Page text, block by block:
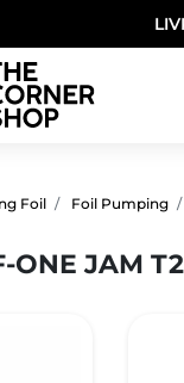
Foil Foil Pumping
ONE JAM